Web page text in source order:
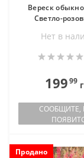
Вереск
Светло-
Нет в
19999
СООБЩИТЕ,
Продано